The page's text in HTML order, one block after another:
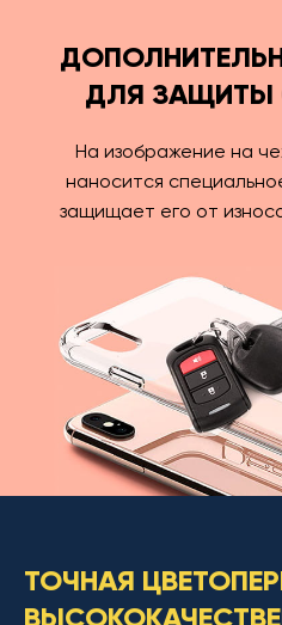
ДЛЯ ЗАЩИТЫ
На изображение на
наносится
защищает его от
ТОЧНАЯ